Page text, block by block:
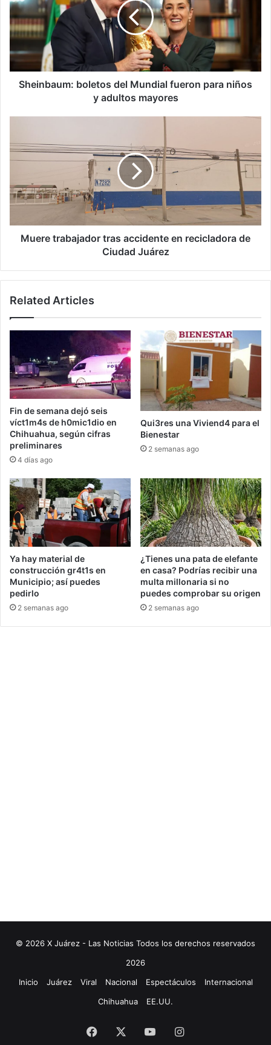
Mundial
fueron
para
y
adultos
mayores
Sheinbaum: boletos del Mundial fueron para niños
y adultos mayores
tras
accidente
recicladora
de
Juárez
Muere trabajador tras accidente en recicladora de
Ciudad Juárez
Related Articles
Fin de semana dejó seis
víct1m4s de h0mic1dio en
Chihuahua, según cifras
preliminares
4 días ago
Qui3res una Viviend4 para el
Bienestar
2 semanas ago
Ya hay material de
construcción gr4t1s en
Municipio; así puedes
pedirlo
2 semanas ago
¿Tienes una pata de elefante
en casa? Podrías recibir una
multa millonaria si no
puedes comprobar su origen
2 semanas ago
© 2026 X Juárez - Las Noticias Todos los derechos reservados
2026
Inicio
Juárez Viral Nacional Espectáculos
Internacional
Chihuahua
EE.UU.
Facebook YouTubeInstagram